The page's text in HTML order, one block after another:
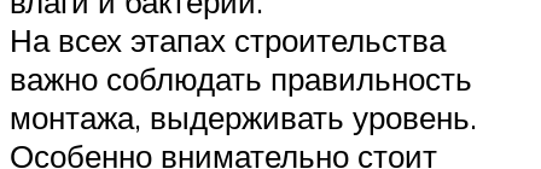
На всех этапах строительства
важно соблюдать правильность
монтажа, выдерживать уровень.
Особенно внимательно стоит